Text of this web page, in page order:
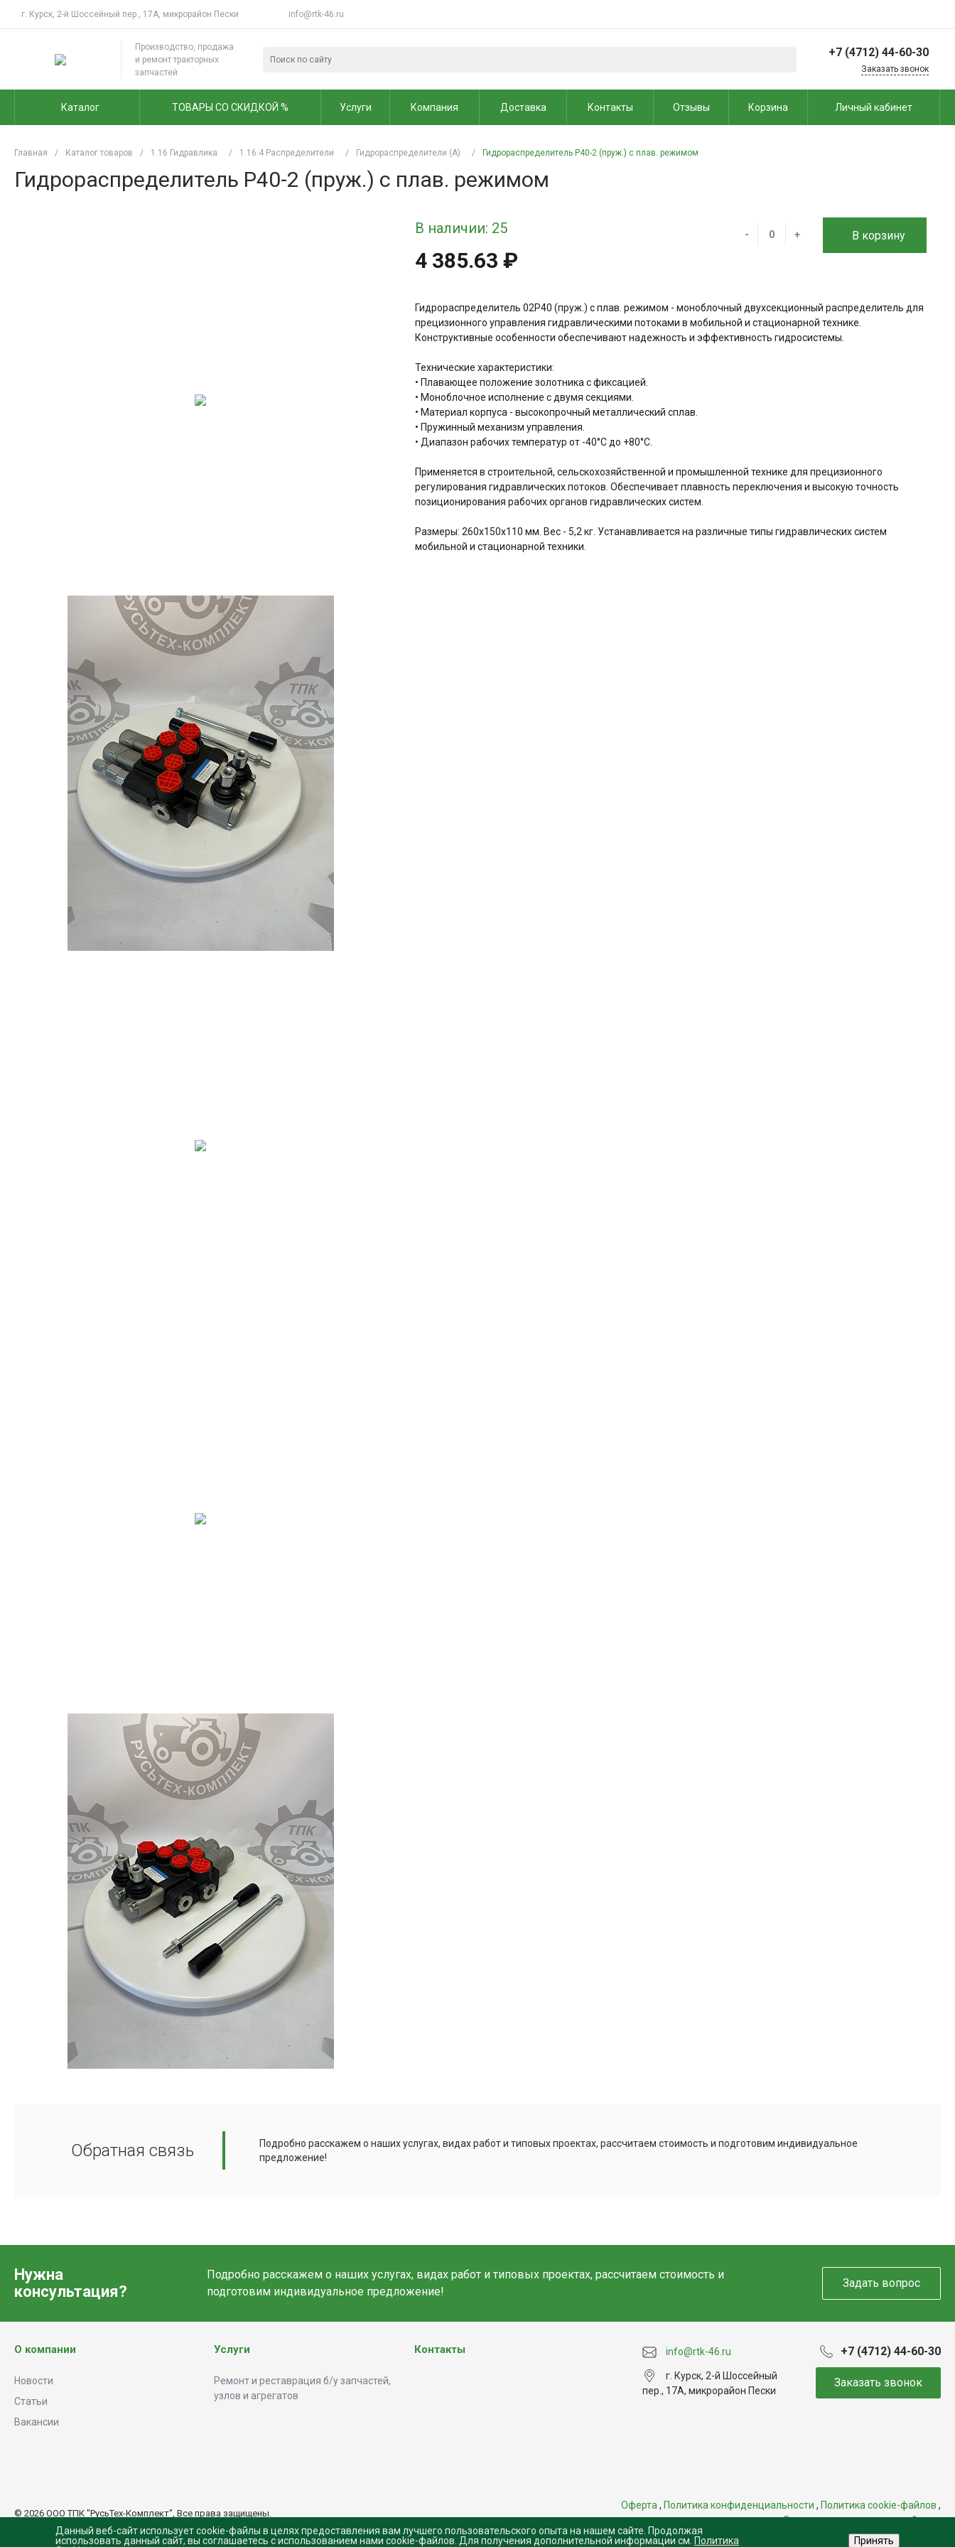
г. Курск, 2-й Шоссейный пер., 17А, микрорайон Пески info@rtk-46.ru
Производство, продажа
и ремонт тракторных
запчастей
+7 (4712) 44-60-30
г. Курск, 2-й Шоссейный
Заказать звонок
Каталог ТОВАРЫ СО СКИДКОЙ % Услуги Компания Доставка Контакты Отзывы Корзина Личный кабинет
Главная / Каталог товаров / 1.16 Гидравлика / 1.16.4 Распределители / Гидрораспределители (А) / Гидрораспределитель Р40-2 (пруж.) с плав. режимом
Гидрораспределитель Р40-2 (пруж.) с плав. режимом
В наличии: 25
4 385.63 ₽
- + В корзину
Гидрораспределитель 02Р40 (пруж.) с плав. режимом - моноблочный двухсекционный распределитель для
прецизионного управления гидравлическими потоками в мобильной и стационарной технике.
Конструктивные особенности обеспечивают надежность и эффективность гидросистемы.
Технические характеристики:
• Плавающее положение золотника с фиксацией.
• Моноблочное исполнение с двумя секциями.
• Материал корпуса - высокопрочный металлический сплав.
• Пружинный механизм управления.
• Диапазон рабочих температур от -40°C до +80°C.
Применяется в строительной, сельскохозяйственной и промышленной технике для прецизионного
регулирования гидравлических потоков. Обеспечивает плавность переключения и высокую точность
позиционирования рабочих органов гидравлических систем.
Размеры: 260x150x110 мм. Вес - 5,2 кг. Устанавливается на различные типы гидравлических систем
мобильной и стационарной техники.
Обратная связь
Подробно расскажем о наших услугах, видах работ и типовых проектах, рассчитаем стоимость и подготовим индивидуальное
предложение!
Нужна
консультация?
Подробно расскажем о наших услугах, видах работ и типовых проектах, рассчитаем стоимость и
подготовим индивидуальное предложение!
Задать вопрос
О компании
Новости
Статьи
Вакансии
Услуги
Ремонт и реставрация б/у запчастей,
узлов и агрегатов
Контакты info@rtk-46.ru +7 (4712) 44-60-30
г. Курск, 2-й Шоссейный
пер., 17А, микрорайон Пески
Заказать звонок
© 2026 ООО ТПК "РусьТех-Комплект", Все права защищены.
Оферта, Политика конфиденциальности , Политика cookie-файлов ,
Свидетельство на товарный знак
Данный веб-сайт использует cookie-файлы в целях предоставления вам лучшего пользовательского опыта на нашем сайте. Продолжая
использовать данный сайт, вы соглашаетесь с использованием нами cookie-файлов. Для получения дополнительной информации см. Политика
Принять